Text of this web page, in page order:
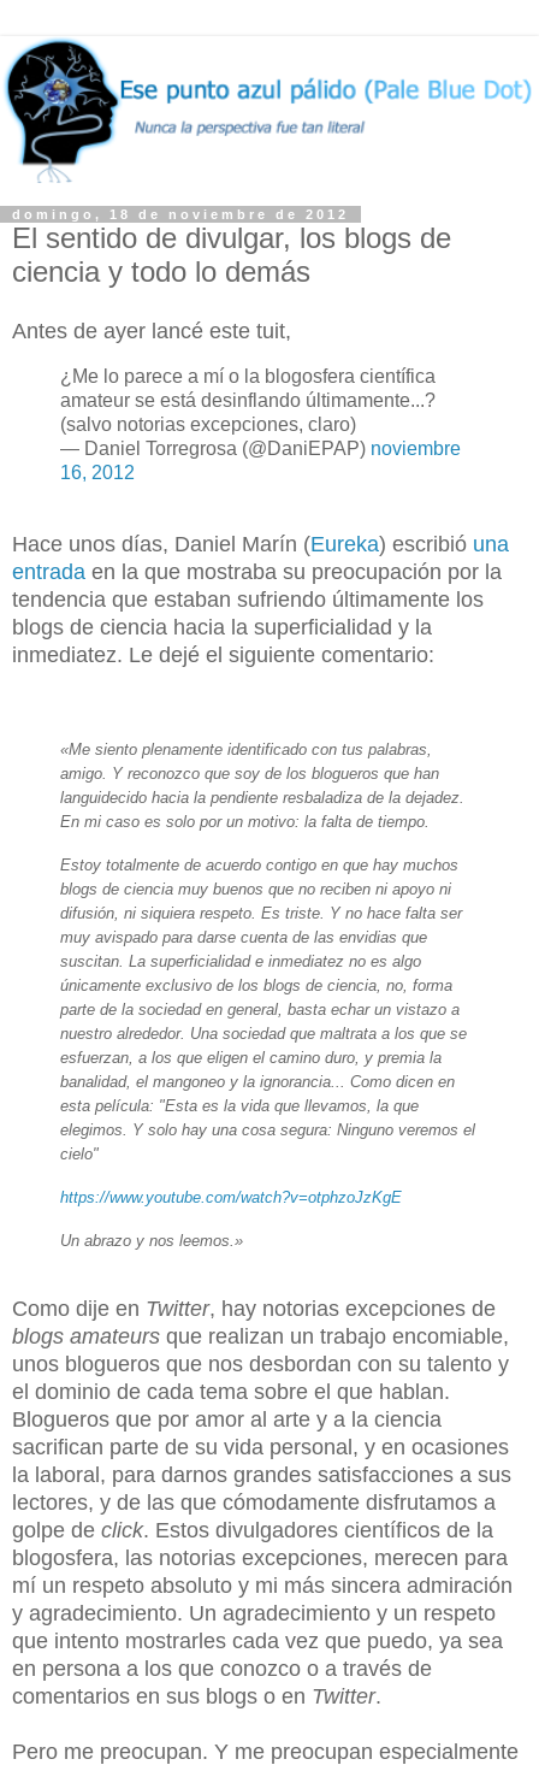
domingo, 18 de noviembre de 2012
El sentido de divulgar, los blogs de
ciencia y todo lo demás
Antes de ayer lancé este tuit,
¿Me lo parece a mí o la blogosfera científica
amateur se está desinflando últimamente...?
(salvo notorias excepciones, claro)
— Daniel Torregrosa (@DaniEPAP) noviembre
16, 2012
Hace unos días, Daniel Marín (Eureka) escribió una
entrada en la que mostraba su preocupación por la
tendencia que estaban sufriendo últimamente los
blogs de ciencia hacia la superficialidad y la
inmediatez. Le dejé el siguiente comentario:
«Me siento plenamente identificado con tus palabras,
amigo. Y reconozco que soy de los blogueros que han
languidecido hacia la pendiente resbaladiza de la dejadez.
En mi caso es solo por un motivo: la falta de tiempo.
Estoy totalmente de acuerdo contigo en que hay muchos
blogs de ciencia muy buenos que no reciben ni apoyo ni
difusión, ni siquiera respeto. Es triste. Y no hace falta ser
muy avispado para darse cuenta de las envidias que
suscitan. La superficialidad e inmediatez no es algo
únicamente exclusivo de los blogs de ciencia, no, forma
parte de la sociedad en general, basta echar un vistazo a
nuestro alrededor. Una sociedad que maltrata a los que se
esfuerzan, a los que eligen el camino duro, y premia la
banalidad, el mangoneo y la ignorancia... Como dicen en
esta película: "Esta es la vida que llevamos, la que
elegimos. Y solo hay una cosa segura: Ninguno veremos el
cielo"
https://www.youtube.com/watch?v=otphzoJzKgE
Un abrazo y nos leemos.»
Como dije en Twitter, hay notorias excepciones de
blogs amateurs que realizan un trabajo encomiable,
unos blogueros que nos desbordan con su talento y
el dominio de cada tema sobre el que hablan.
Blogueros que por amor al arte y a la ciencia
sacrifican parte de su vida personal, y en ocasiones
la laboral, para darnos grandes satisfacciones a sus
lectores, y de las que cómodamente disfrutamos a
golpe de click. Estos divulgadores científicos de la
blogosfera, las notorias excepciones, merecen para
mí un respeto absoluto y mi más sincera admiración
y agradecimiento. Un agradecimiento y un respeto
que intento mostrarles cada vez que puedo, ya sea
en persona a los que conozco o a través de
comentarios en sus blogs o en Twitter.
Pero me preocupan. Y me preocupan especialmente